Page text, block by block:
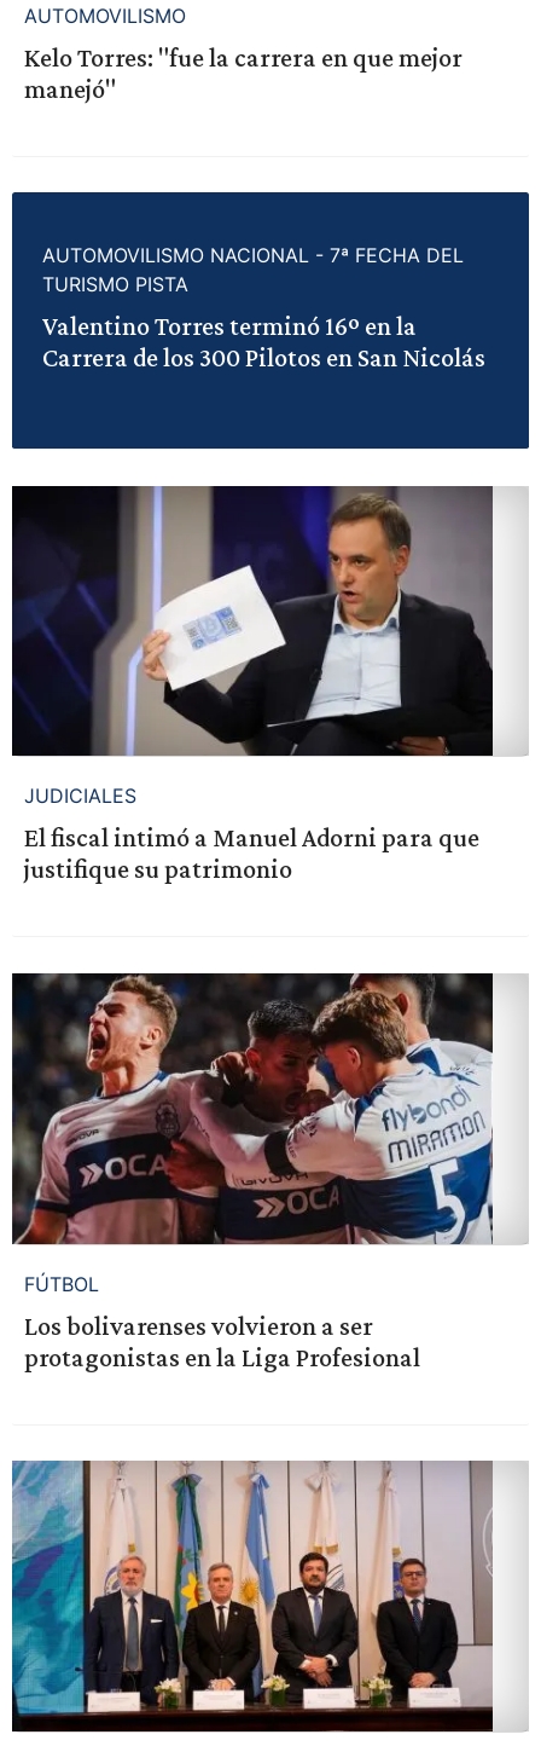
AUTOMOVILISMO
Kelo Torres: "fue la carrera en que mejor
manejó"
AUTOMOVILISMO NACIONAL - 7ª FECHA DEL
TURISMO PISTA
Valentino Torres terminó 16º en la
Carrera de los 300 Pilotos en San Nicolás
JUDICIALES
El fiscal intimó a Manuel Adorni para que
justifique su patrimonio
FÚTBOL
Los bolivarenses volvieron a ser
protagonistas en la Liga Profesional